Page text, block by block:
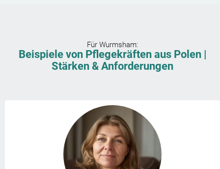
Für Wurmsham:
Beispiele von Pflegekräften aus Polen |
Stärken & Anforderungen